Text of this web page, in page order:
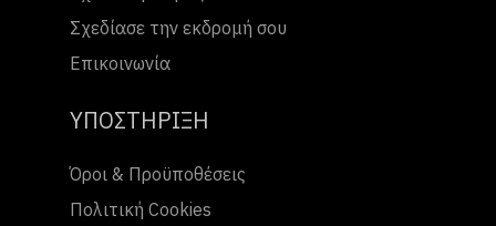
Σχεδίασε την εκδρομή σου
Επικοινωνία
ΥΠΟΣΤΗΡΙΞΗ
Όροι & Προϋποθέσεις
Πολιτική Cookies